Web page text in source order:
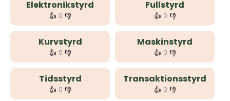
Elektronikstyrd
👍 0 👎
Fullstyrd
👍 0 👎
Kurvstyrd
👍 0 👎
Maskinstyrd
👍 0 👎
Tidsstyrd
👍 0 👎
Transaktionsstyrd
👍 0 👎